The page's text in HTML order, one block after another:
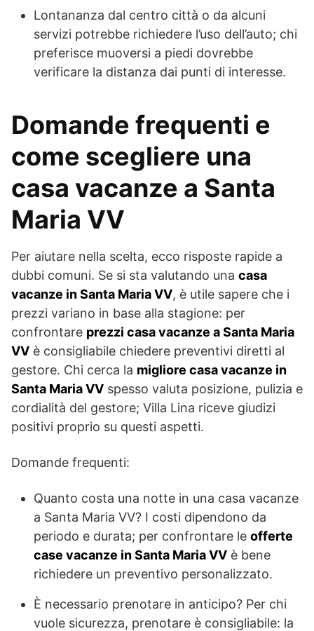
Lontananza dal centro città o da alcuni
servizi potrebbe richiedere l’uso dell’auto; chi
preferisce muoversi a piedi dovrebbe
verificare la distanza dai punti di interesse.
Domande frequenti e
come scegliere una
casa vacanze a Santa
Maria VV
Per aiutare nella scelta, ecco risposte rapide a
dubbi comuni. Se si sta valutando una casa
vacanze in Santa Maria VV, è utile sapere che i
prezzi variano in base alla stagione: per
confrontare prezzi casa vacanze a Santa Maria
VV è consigliabile chiedere preventivi diretti al
gestore. Chi cerca la migliore casa vacanze in
Santa Maria VV spesso valuta posizione, pulizia e
cordialità del gestore; Villa Lina riceve giudizi
positivi proprio su questi aspetti.
Domande frequenti:
Quanto costa una notte in una casa vacanze
a Santa Maria VV? I costi dipendono da
periodo e durata; per confrontare le offerte
case vacanze in Santa Maria VV è bene
richiedere un preventivo personalizzato.
È necessario prenotare in anticipo? Per chi
vuole sicurezza, prenotare è consigliabile: la